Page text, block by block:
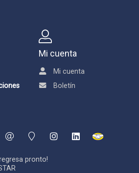
Mi cuenta
Mi cuenta
Boletín
pronto!